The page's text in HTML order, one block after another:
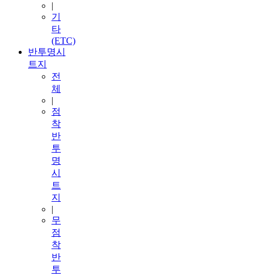
|
기
타
(ETC)
반투명시
트지
전
체
|
점
착
반
투
명
시
트
지
|
무
점
착
반
투